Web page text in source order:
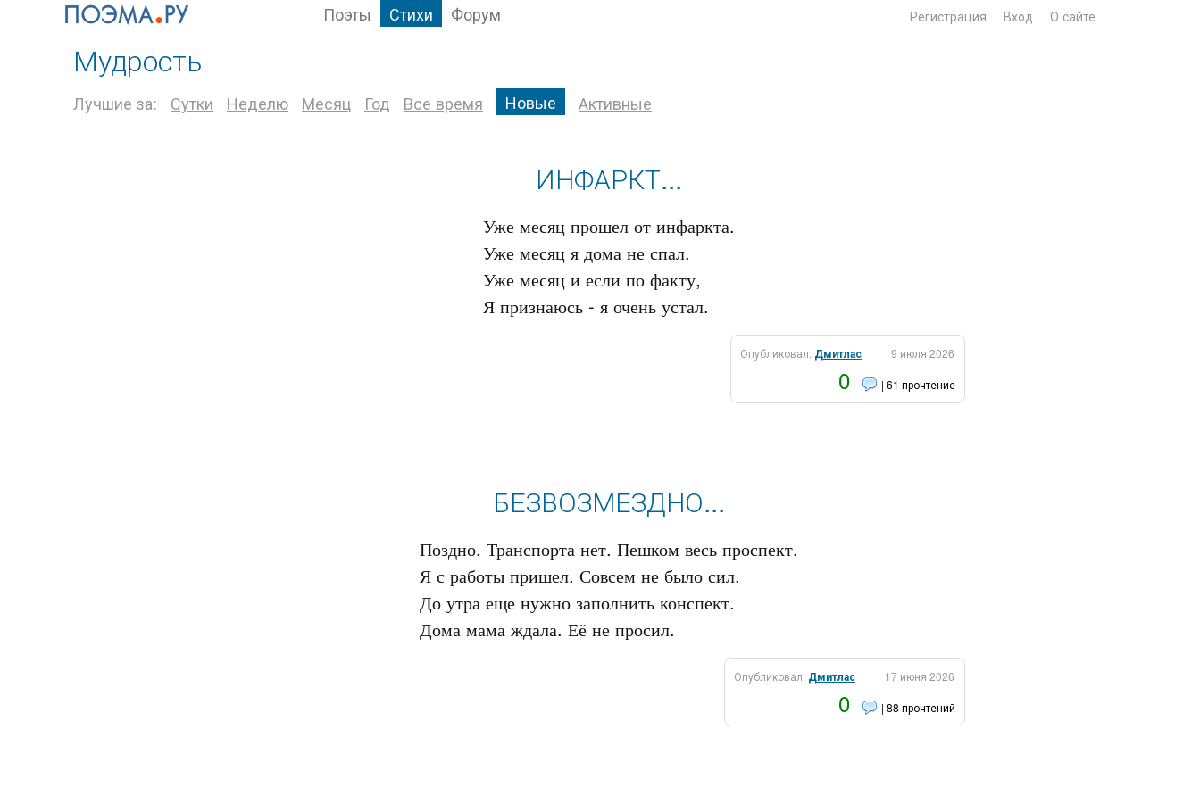
Поэты Стихи Форум Регистрация Вход О сайте
Мудрость
Лучшие за: Сутки Неделю Месяц Год Все время Новые Активные
ИНФАРКТ...
Уже месяц прошел от инфаркта.
Уже месяц я дома не спал.
Уже месяц и если по факту,
Опубликовал: Дмитлас 9 июля 2026
0 | 61 прочтение
БЕЗВОЗМЕЗДНО...
Поздно. Транспорта нет. Пешком весь проспект.
Я с работы пришел. Совсем не было сил.
До утра еще нужно заполнить конспект.
Опубликовал: Дмитлас 17 июня 2026
0 | 88 прочтений